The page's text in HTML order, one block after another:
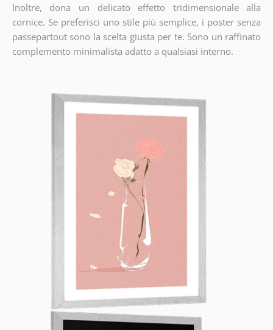
Inoltre, dona un delicato effetto tridimensionale alla
cornice. Se preferisci uno stile più semplice, i poster senza
passepartout sono la scelta giusta per te. Sono un raffinato
complemento minimalista adatto a qualsiasi interno.